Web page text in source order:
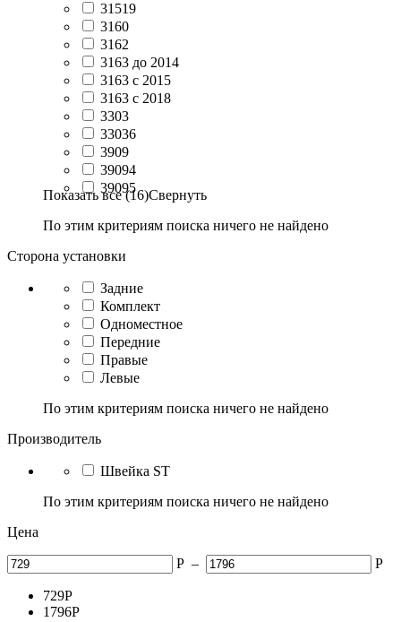
31519
3160
3162
3163 до 2014
3163 с 2015
3163 с 2018
3303
33036
3909
39094
39095
Показать все (16)Свернуть
По этим критериям поиска ничего не найдено
Сторона установки
Задние
Комплект
Одноместное
Передние
Правые
Левые
По этим критериям поиска ничего не найдено
Производитель
Швейка ST
По этим критериям поиска ничего не найдено
Цена
Р – Р
729Р
1796Р